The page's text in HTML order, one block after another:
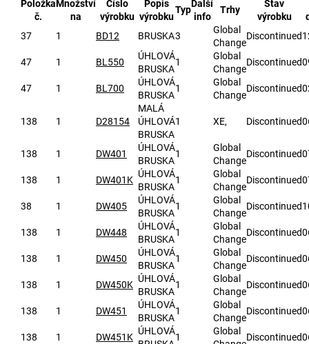
Položka
č.
Množství
na
Číslo
výrobku
Popis
výrobku
Typ
Další
info
Trhy
Stav
výrobku
37
1 BD12 BRUSKA3
Global
Change
Discontinued
47 1 BL550
ÚHLOVÁ
BRUSKA
1
Global
Change
Discontinued
47 1 BL700
ÚHLOVÁ
BRUSKA
1
Global
Change
Discontinued
138 1 D28154
MALÁ
ÚHLOVÁ
BRUSKA
1 XE, Discontinued
138 1 DW401
ÚHLOVÁ
BRUSKA
1
Global
Change
Discontinued
138 1 DW401K
ÚHLOVÁ
BRUSKA
1
Global
Change
Discontinued
38 1 DW405
ÚHLOVÁ
BRUSKA
1
Global
Change
Discontinued
138 1 DW448
ÚHLOVÁ
BRUSKA
1
Global
Change
Discontinued
138 1 DW450
ÚHLOVÁ
BRUSKA
1
Global
Change
Discontinued
138 1 DW450K
ÚHLOVÁ
BRUSKA
1
Global
Change
Discontinued
138 1 DW451
ÚHLOVÁ
BRUSKA
1
Global
Change
Discontinued
138 1 DW451K
ÚHLOVÁ
1
Global
Discontinued